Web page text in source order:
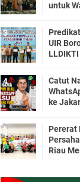
untuk
UIR
Catut
ke
Pererat
Riau